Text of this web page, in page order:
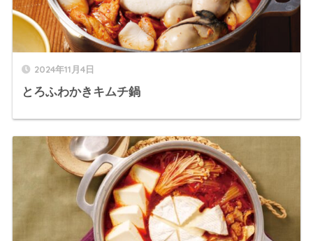
2024年11月4日
とろふわかきキムチ鍋